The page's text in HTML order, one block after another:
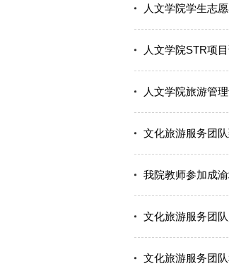
人文学院学生志
人文学院STR项
人文学院旅游管
文化旅游服务团
我院教师参加成
文化旅游服务团
文化旅游服务团